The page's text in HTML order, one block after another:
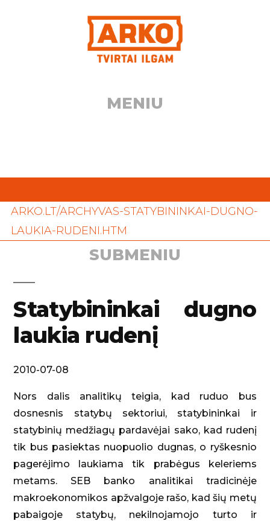
MENIU
ARKO.LT/ARCHYVAS-STATYBININKAI-DUGNO-
LAUKIA-RUDENI.HTM
SUBMENIU
Statybininkai dugno
laukia rudenį
2010-07-08
Nors dalis analitikų teigia, kad ruduo bus
dosnesnis statybų sektoriui, statybininkai ir
statybinių medžiagų pardavėjai sako, kad rudenį
tik bus pasiektas nuopuolio dugnas, o ryškesnio
pagerėjimo laukiama tik prabėgus keleriems
metams. SEB banko analitikai tradicinėje
makroekonomikos apžvalgoje rašo, kad šių metų
pabaigoje statybų, nekilnojamojo turto ir